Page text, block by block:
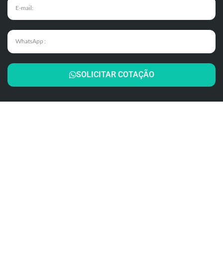
SOLICITAR COTAÇÃO